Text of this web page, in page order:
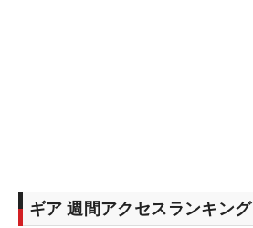
ギア 週間アクセスランキング